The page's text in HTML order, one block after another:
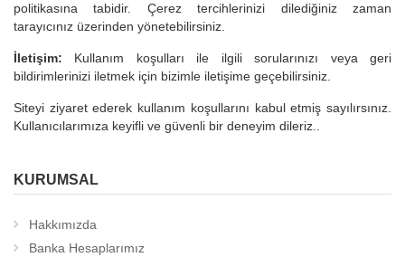
politikasına tabidir. Çerez tercihlerinizi dilediğiniz zaman
tarayıcınız üzerinden yönetebilirsiniz.
İletişim: Kullanım koşulları ile ilgili sorularınızı veya geri
bildirimlerinizi iletmek için bizimle iletişime geçebilirsiniz.
Siteyi ziyaret ederek kullanım koşullarını kabul etmiş sayılırsınız.
Kullanıcılarımıza keyifli ve güvenli bir deneyim dileriz..
KURUMSAL
Hakkımızda
Banka Hesaplarımız